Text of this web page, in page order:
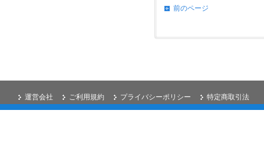
前のページ
特定商取引法
プライバシーポリシー
ご利用規約
運営会社